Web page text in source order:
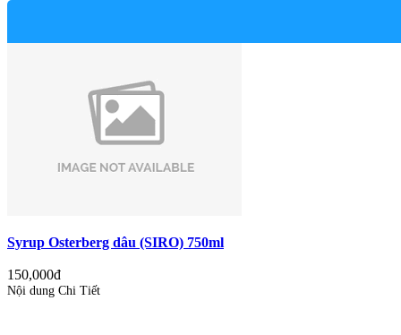
Syrup Osterberg dâu (SIRO) 750ml
150,000đ
Nội dung Chi Tiết